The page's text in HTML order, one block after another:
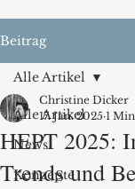
Beitrag
Alle Artikel
News
Konzepte
Alle Artikel
HEPT 2025:
Trends und
Christine Dicker
17. Jan. 2025 1